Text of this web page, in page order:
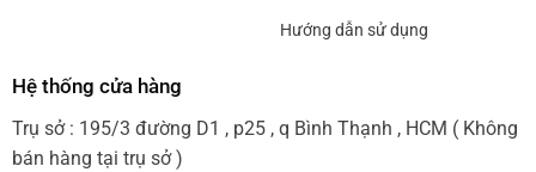
Hướng dẫn sử dụng
Hệ thống cửa hàng
Trụ sở : 195/3 đường D1 , p25 , q Bình Thạnh , HCM ( Không
bán hàng tại trụ sở )